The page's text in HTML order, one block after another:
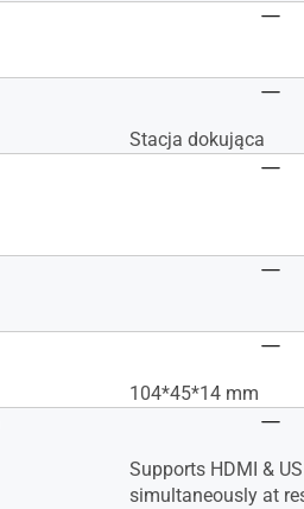
Stacja dokująca
104*45*14 mm
Supports HDMI &
simultaneously at